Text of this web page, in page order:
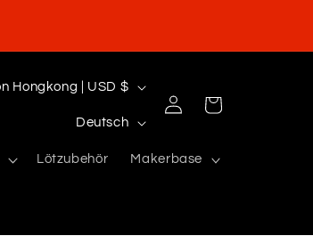
Lötzubehör Makerbase
Sonderverwaltungsregion Hongkong | USD $
S
p
Deutsch
EinloggenWarenkorb